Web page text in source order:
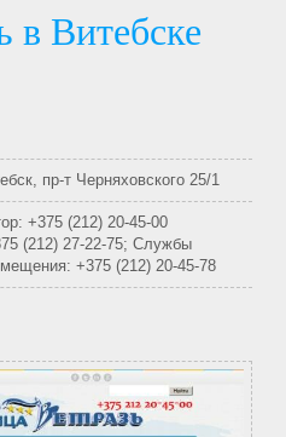
в Витебске
пр-т Черняховского 25/1
+375 (212) 20-45-00
(212) 27-22-75; Службы
+375 (212) 20-45-78